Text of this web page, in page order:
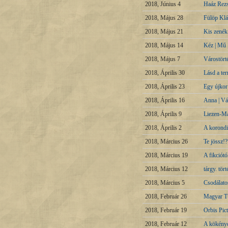
2018, Június 4
Haáz
2018, Május 28
Fülöp
2018, Május 21
Kis
2018, Május 14
Kéz | Mű
2018, Május 7
2018, Április 30
Lásd a
2018, Április 23
Egy újkor
2018, Április 16
Anna |
2018, Április 9
Liezen-
2018, Április 2
A
2018, Március 26
Te
2018, Március 19
A
2018, Március 12
tárgy.
2018, Március 5
2018, Február 26
Magyar
2018, Február 19
Orbis
2018, Február 12
A